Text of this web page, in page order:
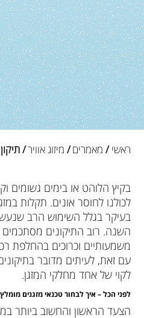
ראשי / מאמרים/ מיזוג אוויר/
בקיץ הלוהט או בימים גשומים
לכולנו לחוסר אונים. תקלות
בעיקר בגלל השימוש הרב
השנה. רוב התיקונים
משמעותיים וכרוכים בהחלפת
עם זאת, לעיתים מדובר
לקוי של אחד מחלקי המזגן.
לפני הכל – איך לבחור טכנאי מזגנים
הצעד הראשון והחשוב ביותר